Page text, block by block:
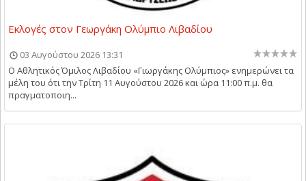
Εκλογές στον Γεωργάκη Ολύμπιο Λιβαδίου
03 Αυγούστου 2026 13:31
Ο Αθλητικός Όμιλος Λιβαδίου «Γιωργάκης Ολύμπιος» ενημερώνει τα
μέλη του ότι την Τρίτη 11 Αυγούστου 2026 και ώρα 11:00 π.μ. θα
πραγματοποιη...